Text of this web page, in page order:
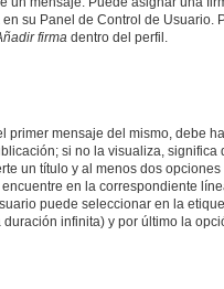
su Panel de Control de Usuario.
firma dentro del perfil.
primer mensaje del mismo, debe
si no la visualiza,
un título y al menos dos
en la correspondiente
puede seleccionar en la
infinita) y por último la